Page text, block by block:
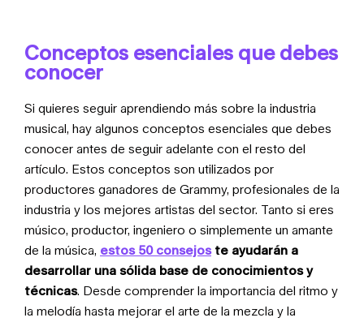
Conceptos esenciales que debes
conocer
Si quieres seguir aprendiendo más sobre la industria
musical, hay algunos conceptos esenciales que debes
conocer antes de seguir adelante con el resto del
artículo. Estos conceptos son utilizados por
productores ganadores de Grammy, profesionales de la
industria y los mejores artistas del sector. Tanto si eres
músico, productor, ingeniero o simplemente un amante
de la música, estos 50 consejoste ayudarán a
desarrollar una sólida base de conocimientos y
técnicas. Desde comprender la importancia del ritmo y
la melodía hasta mejorar el arte de la mezcla y la